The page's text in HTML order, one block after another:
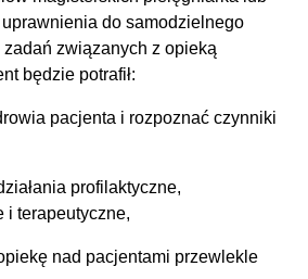
do samodzielnego
związanych z opieką
będzie potrafił:
pacjenta i rozpoznać czynniki
profilaktyczne,
i terapeutyczne,
nad pacjentami przewlekle